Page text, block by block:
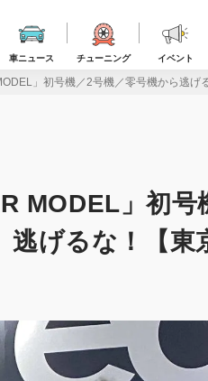
車ニュース チューニング イベント
」初号機／2号機／零号機から逃げ
MODEL」初号
逃げるな！【東